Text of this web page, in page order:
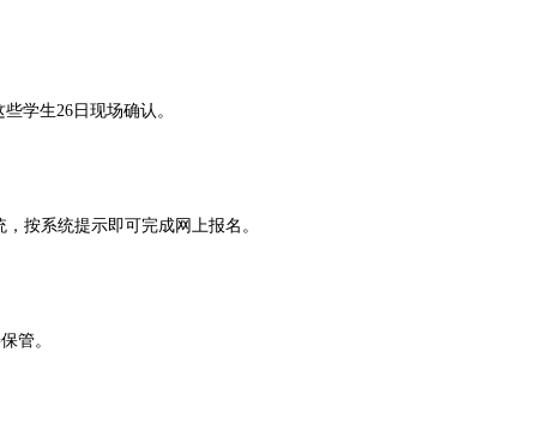
些学生26 日现场确认。
按系统提示即可完成网上报名。
管。